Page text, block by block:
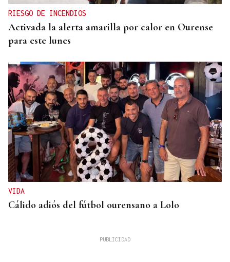
RIESGO DE INCENDIOS
Activada la alerta amarilla por calor en Ourense
para este lunes
VIDA
Cálido adiós del fútbol ourensano a Lolo